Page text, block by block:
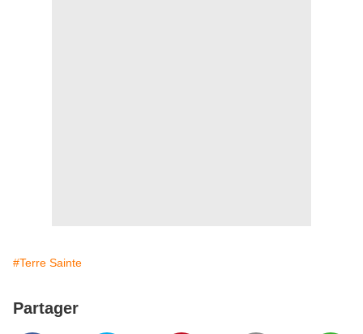
#Terre Sainte
Partager